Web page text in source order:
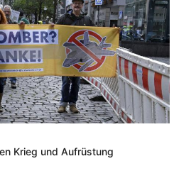
Krieg und Aufrüstung